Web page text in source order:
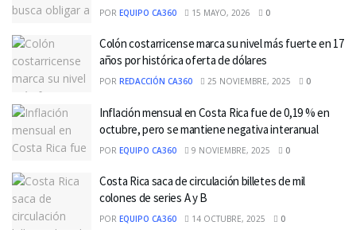
POR EQUIPO CA360 15 MAYO, 2026 0
Colón costarricense marca su nivel más fuerte en 17
años por histórica oferta de dólares
POR REDACCIÓN CA360 25 NOVIEMBRE, 2025 0
Inflación mensual en Costa Rica fue de 0,19 % en
octubre, pero se mantiene negativa interanual
POR EQUIPO CA360 9 NOVIEMBRE, 2025 0
Costa Rica saca de circulación billetes de mil
colones de series A y B
POR EQUIPO CA360 14 OCTUBRE, 2025 0